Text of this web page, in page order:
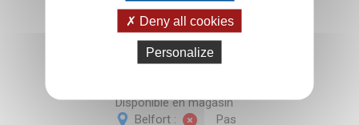
DECORATION
En stock
Disponible en magasin
Belfort :
Pas
Deny all cookies
Personalize